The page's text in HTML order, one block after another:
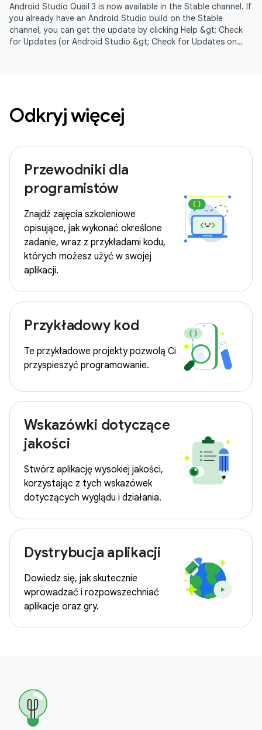
Android Studio Quail 3 is now available in the Stable channel. If
you already have an Android Studio build on the Stable
channel, you can get the update by clicking Help &gt; Check
for Updates (or Android Studio &gt; Check for Updates on
Odkryj więcej
Przewodniki dla
programistów
Znajdź zajęcia szkoleniowe
opisujące, jak wykonać określone
zadanie, wraz z przykładami kodu,
których możesz użyć w swojej
aplikacji.
Przykładowy kod
Te przykładowe projekty pozwolą Ci
przyspieszyć programowanie.
Wskazówki dotyczące
jakości
Stwórz aplikację wysokiej jakości,
korzystając z tych wskazówek
dotyczących wyglądu i działania.
Dystrybucja aplikacji
Dowiedz się, jak skutecznie
wprowadzać i rozpowszechniać
aplikacje oraz gry.